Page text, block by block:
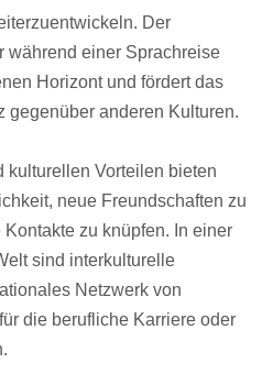
Der
während einer Sprachreise
Horizont und fördert das
gegenüber anderen Kulturen.
kulturellen Vorteilen bieten
neue Freundschaften zu
zu knüpfen. In einer
sind interkulturelle
Netzwerk von
die berufliche Karriere oder